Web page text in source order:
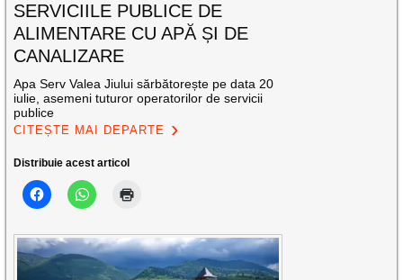
SERVICIILE PUBLICE DE
ALIMENTARE CU APĂ ȘI DE
CANALIZARE
Apa Serv Valea Jiului sărbătorește pe data 20
iulie, asemeni tuturor operatorilor de servicii
publice
CITEȘTE MAI DEPARTE
Distribuie acest articol